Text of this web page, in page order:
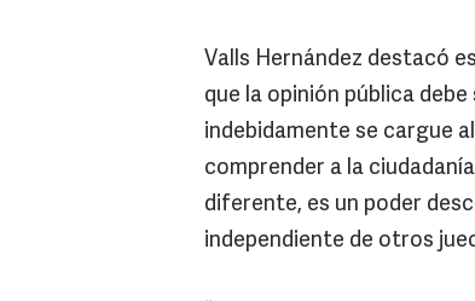
Valls Hernández destacó
que la opinión pública
indebidamente se cargue
comprender a la
diferente, es un poder
independiente de otros